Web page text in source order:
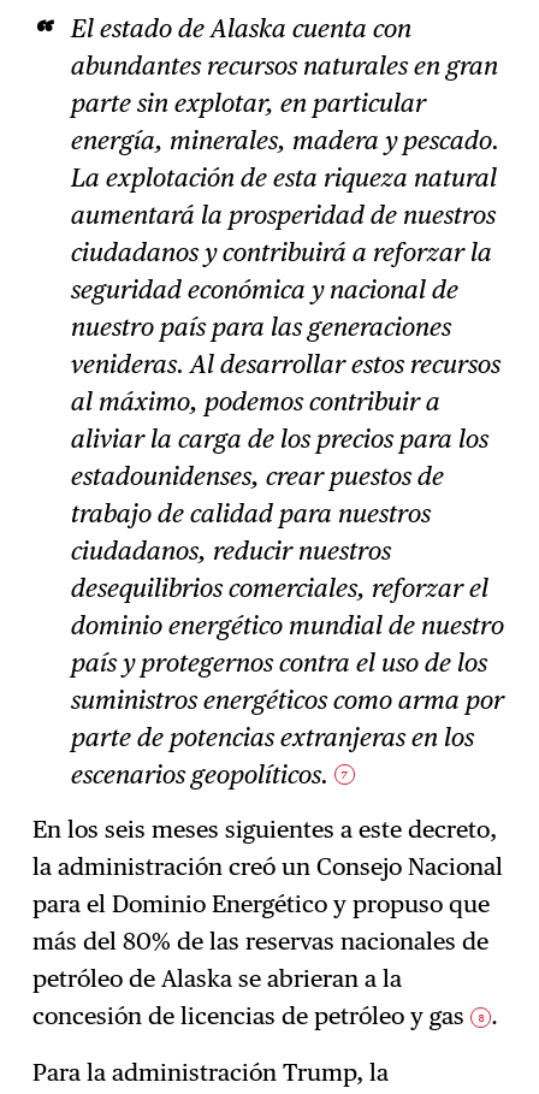
El estado de Alaska cuenta con
abundantes recursos naturales en gran
parte sin explotar, en particular
energía, minerales, madera y pescado.
La explotación de esta riqueza natural
aumentará la prosperidad de nuestros
ciudadanos y contribuirá a reforzar la
seguridad económica y nacional de
nuestro país para las generaciones
venideras. Al desarrollar estos recursos
al máximo, podemos contribuir a
aliviar la carga de los precios para los
estadounidenses, crear puestos de
trabajo de calidad para nuestros
ciudadanos, reducir nuestros
desequilibrios comerciales, reforzar el
dominio energético mundial de nuestro
país y protegernos contra el uso de los
suministros energéticos como arma por
parte de potencias extranjeras en los
escenarios geopolíticos.
7
En los seis meses siguientes a este decreto,
la administración creó un Consejo Nacional
para el Dominio Energético y propuso que
más del 80% de las reservas nacionales de
petróleo de Alaska se abrieran a la
concesión de licencias de petróleo y gas 8 .
Para la administración Trump, la